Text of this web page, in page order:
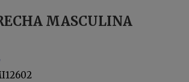
MASCULINA